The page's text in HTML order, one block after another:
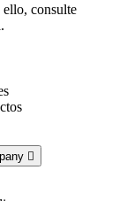
ello, consulte
